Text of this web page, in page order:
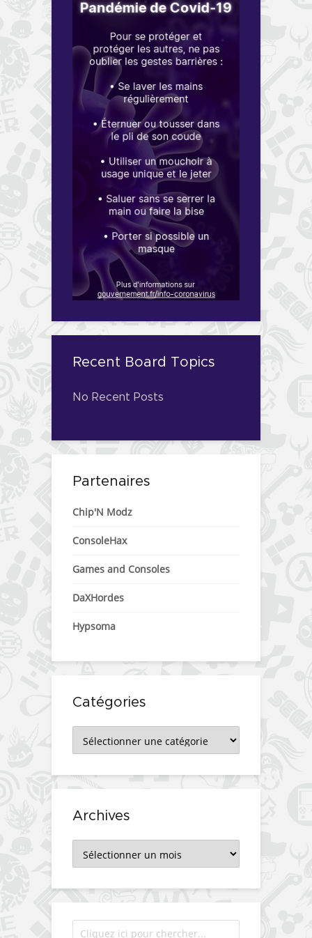
Recent Board Topics
No Recent Posts
Partenaires
Chip'N Modz
ConsoleHax
Games and Consoles
DaXHordes
Hypsoma
Catégories
Archives